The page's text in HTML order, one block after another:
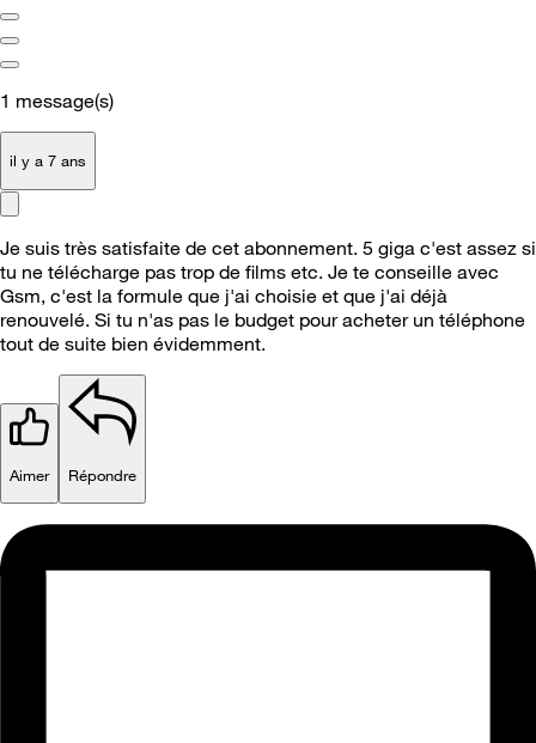
1 message(s)
il y a 7 ans
Je suis très satisfaite de cet abonnement. 5 giga c'est assez si
tu ne télécharge pas trop de films etc. Je te conseille avec
Gsm, c'est la formule que j'ai choisie et que j'ai déjà
renouvelé. Si tu n'as pas le budget pour acheter un téléphone
tout de suite bien évidemment.
Aimer Répondre